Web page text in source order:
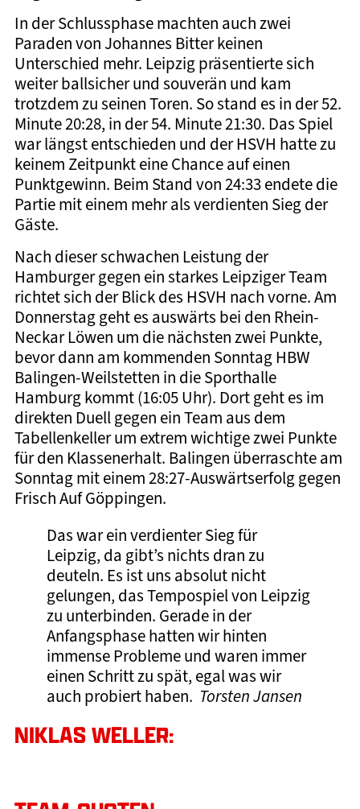
In der Schlussphase machten auch zwei
Paraden von Johannes Bitter keinen
Unterschied mehr. Leipzig präsentierte sich
weiter ballsicher und souverän und kam
trotzdem zu seinen Toren. So stand es in der 52.
Minute 20:28, in der 54. Minute 21:30. Das Spiel
war längst entschieden und der HSVH hatte zu
keinem Zeitpunkt eine Chance auf einen
Punktgewinn. Beim Stand von 24:33 endete die
Partie mit einem mehr als verdienten Sieg der
Gäste.
Nach dieser schwachen Leistung der
Hamburger gegen ein starkes Leipziger Team
richtet sich der Blick des HSVH nach vorne. Am
Donnerstag geht es auswärts bei den Rhein-
Neckar Löwen um die nächsten zwei Punkte,
bevor dann am kommenden Sonntag HBW
Balingen-Weilstetten in die Sporthalle
Hamburg kommt (16:05 Uhr). Dort geht es im
direkten Duell gegen ein Team aus dem
Tabellenkeller um extrem wichtige zwei Punkte
für den Klassenerhalt. Balingen überraschte am
Sonntag mit einem 28:27-Auswärtserfolg gegen
Frisch Auf Göppingen.
Das war ein verdienter Sieg für
Leipzig, da gibt’s nichts dran zu
deuteln. Es ist uns absolut nicht
gelungen, das Tempospiel von Leipzig
zu unterbinden. Gerade in der
Anfangsphase hatten wir hinten
immense Probleme und waren immer
einen Schritt zu spät, egal was wir
auch probiert haben. Torsten Jansen
NIKLAS WELLER: